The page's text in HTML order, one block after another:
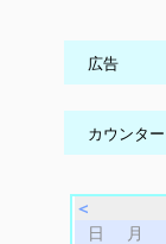
広告
カウンター
＜
日
月